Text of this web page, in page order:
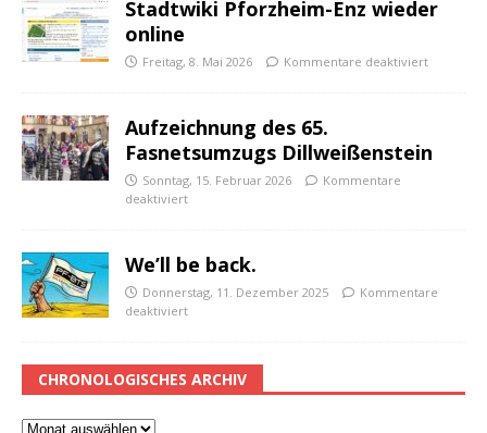
Stadtwiki Pforzheim-Enz wieder
online
Freitag, 8. Mai 2026 Kommentare deaktiviert
Aufzeichnung des 65.
Fasnetsumzugs Dillweißenstein
Sonntag, 15. Februar 2026
Kommentare
deaktiviert
We’ll be back.
Donnerstag, 11. Dezember 2025
Kommentare
deaktiviert
CHRONOLOGISCHES ARCHIV